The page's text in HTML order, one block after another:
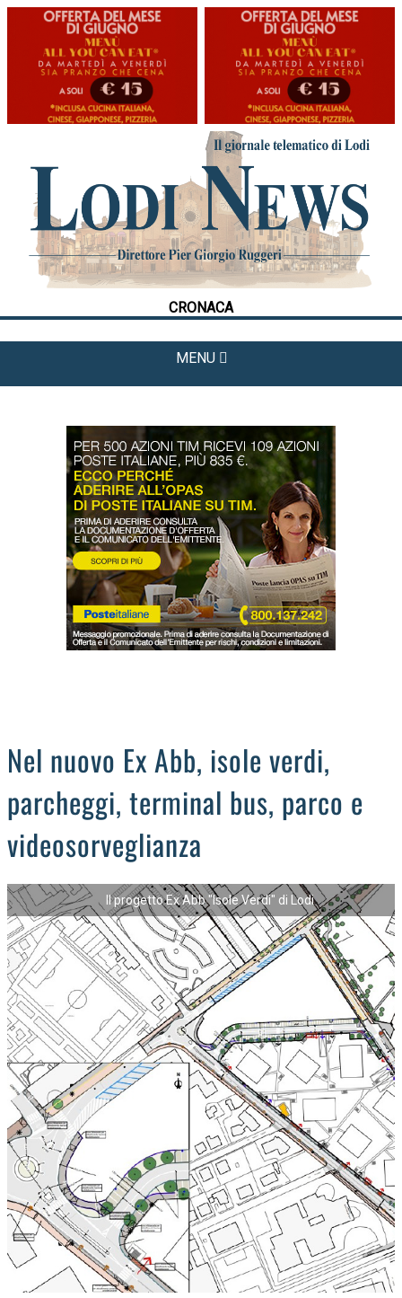
CRONACA
MENU
HOME
CRONACA
POLITICA
LA FOTO
METEO
CULTURA
DAL TERRITORIO
OROSCOPO
LA PIAZZA
ANIMALI
OCCHIO ALLA TRUFFA
NECROLOGI
Nel nuovo Ex Abb, isole verdi,
parcheggi, terminal bus, parco e
videosorveglianza
Il progetto Ex Abb "Isole Verdi" di Lodi